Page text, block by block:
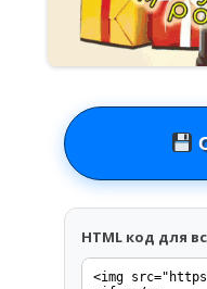
HTML код для